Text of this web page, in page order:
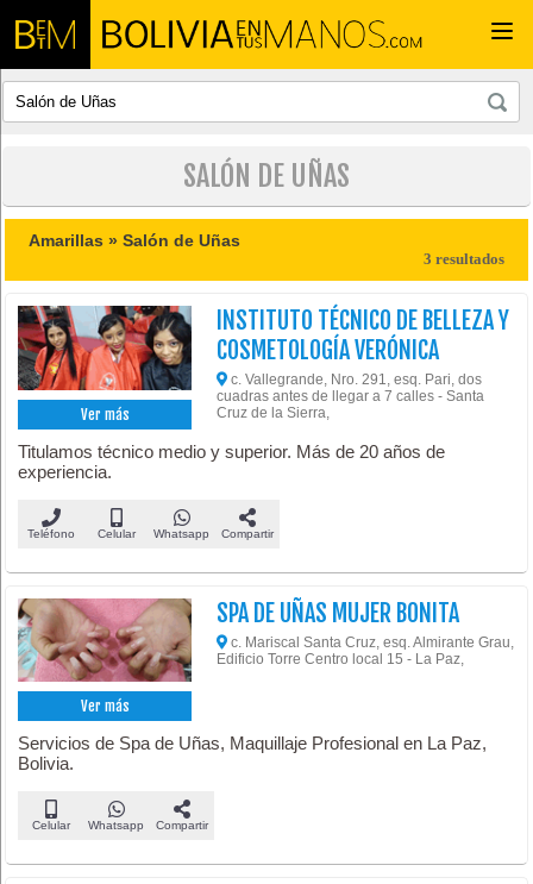
SALÓN DE UÑAS
Amarillas »Salón de Uñas
3 resultados
Ver más
INSTITUTO TÉCNICO DE BELLEZA Y
COSMETOLOGÍA VERÓNICA
c. Vallegrande, Nro. 291, esq. Pari, dos
cuadras antes de llegar a 7 calles - Santa
Cruz de la Sierra,
Titulamos técnico medio y superior. Más de 20 años de
experiencia.
Teléfono Celular Whatsapp Compartir
Ver más
SPA DE UÑAS MUJER BONITA
c. Mariscal Santa Cruz, esq. Almirante Grau,
Edificio Torre Centro local 15 - La Paz,
Servicios de Spa de Uñas, Maquillaje Profesional en La Paz,
Bolivia.
Celular Whatsapp Compartir